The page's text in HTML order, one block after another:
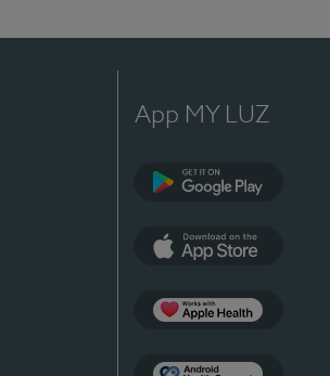
App MY LUZ